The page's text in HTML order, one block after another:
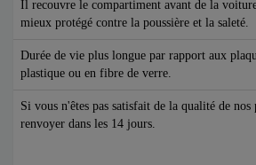
Il recouvre le compartiment avant de la
mieux protégé contre la poussière et la saleté.
Durée de vie plus longue par rapport aux
plastique ou en fibre de verre.
Si vous n'êtes pas satisfait de la qualité de
renvoyer dans les 14 jours.